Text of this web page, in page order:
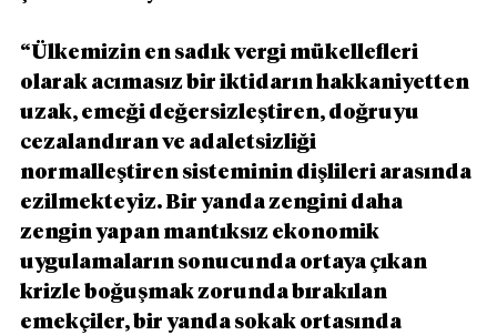
“Ülkemizin en sadık vergi mükellefleri
olarak acımasız bir iktidarın hakkaniyetten
uzak, emeği değersizleştiren, doğruyu
cezalandıran ve adaletsizliği
normalleştiren sisteminin dişlileri arasında
ezilmekteyiz. Bir yanda zengini daha
zengin yapan mantıksız ekonomik
uygulamaların sonucunda ortaya çıkan
krizle boğuşmak zorunda bırakılan
emekçiler, bir yanda sokak ortasında